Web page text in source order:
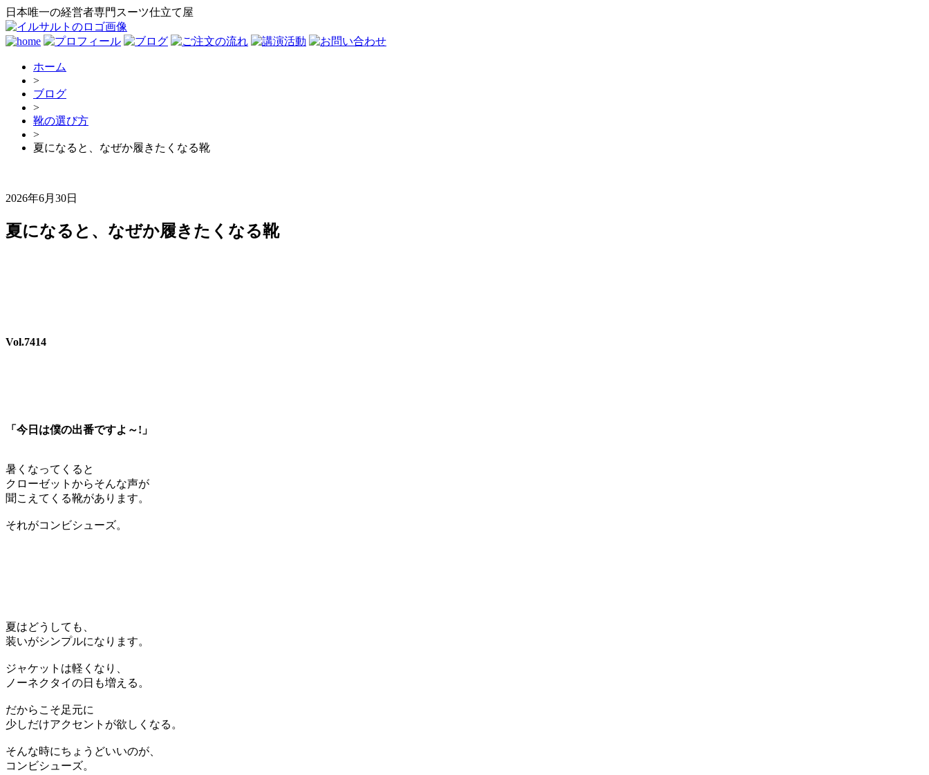
日本唯一の経営者専門スーツ仕立て屋
ホーム
>
ブログ
>
靴の選び方
>
夏になると、なぜか履きたくなる靴
2026年6月30日
夏になると、なぜか履きたくなる靴
Vol.7414
「今日は僕の出番ですよ～!」
暑くなってくると
クローゼットからそんな声が
聞こえてくる靴があります。
それがコンビシューズ。
夏はどうしても、
装いがシンプルになります。
ジャケットは軽くなり、
ノーネクタイの日も増える。
だからこそ足元に
少しだけアクセントが欲しくなる。
そんな時にちょうどいいのが、
コンビシューズ。